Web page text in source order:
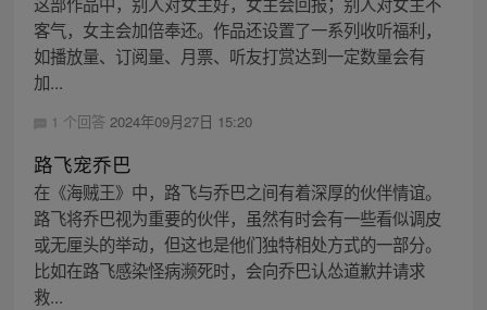
客气，女主会加倍奉还。作品还设置了一系列收听福利，
如播放量、订阅量、月票、听友打赏达到一定数量会有
加...
1 个回答 2024年09月27日 15:20
路飞宠乔巴
在《海贼王》中，路飞与乔巴之间有着深厚的伙伴情谊。
路飞将乔巴视为重要的伙伴，虽然有时会有一些看似调皮
或无厘头的举动，但这也是他们独特相处方式的一部分。
比如在路飞感染怪病濒死时，会向乔巴认怂道歉并请求
救...